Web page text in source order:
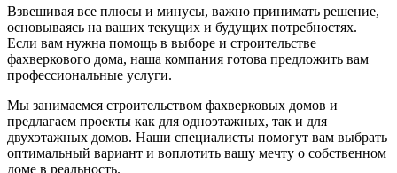
Взвешивая все плюсы и минусы, важно принимать решение,
основываясь на ваших текущих и будущих потребностях.
Если вам нужна помощь в выборе и строительстве
фахверкового дома, наша компания готова предложить вам
профессиональные услуги.
Мы занимаемся строительством фахверковых домов и
предлагаем проекты как для одноэтажных, так и для
двухэтажных домов. Наши специалисты помогут вам выбрать
оптимальный вариант и воплотить вашу мечту о собственном
доме в реальность.